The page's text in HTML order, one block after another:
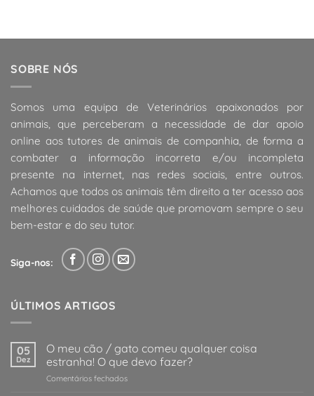
SOBRE NÓS
Somos uma equipa de Veterinários apaixonados por
animais, que perceberam a necessidade de dar apoio
online aos tutores de animais de companhia, de forma a
combater a informação incorreta e/ou incompleta
presente na internet, nas redes sociais, entre outros.
Achamos que todos os animais têm direito a ter acesso aos
melhores cuidados de saúde que promovam sempre o seu
bem-estar e do seu tutor.
Siga-nos:
ÚLTIMOS ARTIGOS
05
Dez
O meu cão / gato comeu qualquer coisa
estranha! O que devo fazer?
Comentários fechadosem